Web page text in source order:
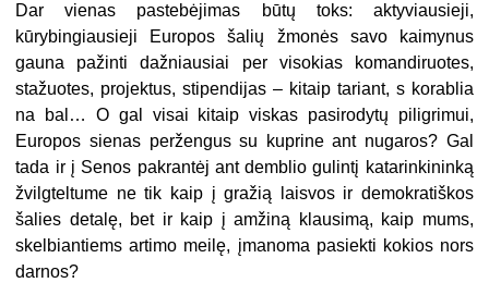
Dar vienas pastebėjimas būtų toks: aktyviausieji,
kūrybingiausieji Europos šalių žmonės savo kaimynus
gauna pažinti dažniausiai per visokias komandiruotes,
stažuotes, projektus, stipendijas – kitaip tariant, s korablia
na bal… O gal visai kitaip viskas pasirodytų piligrimui,
Europos sienas peržengus su kuprine ant nugaros? Gal
tada ir į Senos pakrantėj ant demblio gulintį katarinkininką
žvilgteltume ne tik kaip į gražią laisvos ir demokratiškos
šalies detalę, bet ir kaip į amžiną klausimą, kaip mums,
skelbiantiems artimo meilę, įmanoma pasiekti kokios nors
darnos?